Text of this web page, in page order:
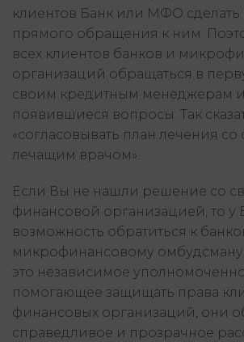
клиентов Банк или МФО сделать
прямого обращения к ним.
всех клиентов банков и
организаций обращаться в
своим кредитным менеджерам и
появившиеся вопросы. Так
«согласовывать план лечения со
лечащим врачом».
Если Вы не нашли решение со
финансовой организацией, то у
возможность обратиться к
микрофинансовому
это независимое
помогающее защищать права
финансовых организаций, они
справедливое и прозрачное